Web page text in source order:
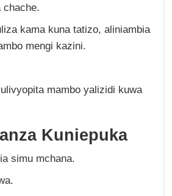
chache.
kama kuna tatizo, aliniambia
mengi kazini.
mambo yalizidi kuwa
Kuniepuka
simu mchana.